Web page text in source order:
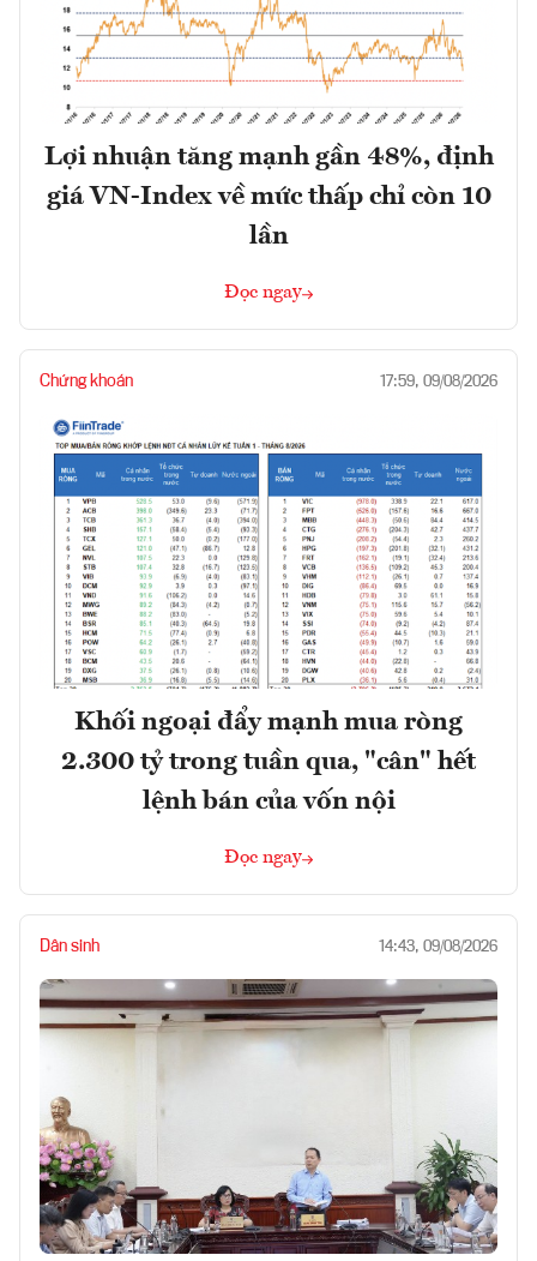
Lợi nhuận tăng mạnh gần 48%, định
giá VN-Index về mức thấp chỉ còn 10
lần
Đọc ngay
Chứng khoán 17:59, 09/08/2026
Khối ngoại đẩy mạnh mua ròng
2.300 tỷ trong tuần qua, "cân" hết
lệnh bán của vốn nội
Đọc ngay
Dân sinh 14:43, 09/08/2026